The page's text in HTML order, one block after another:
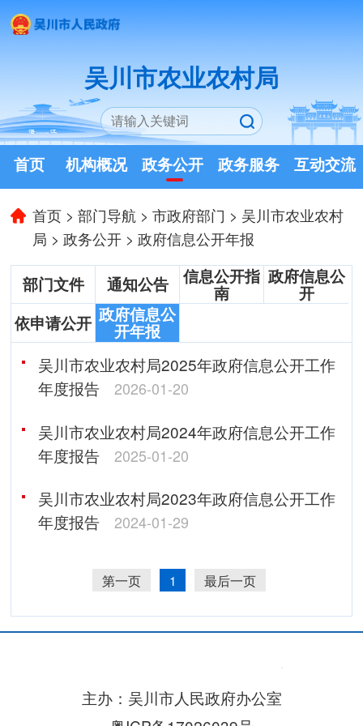
吴川市农业农村局
首页 机构概况 政务公开 政务服务 互动交流
首页 >部门导航 >市政府部门 > 吴川市农业农村
局 >政务公开 >政府信息公开年报
部门文件 通知公告 信息公开指
南
政府信息公
开
依申请公开 政府信息公
开年报
吴川市农业农村局2025年政府信息公开工作
年度报告
2026-01-20
吴川市农业农村局2024年政府信息公开工作
年度报告
2025-01-20
吴川市农业农村局2023年政府信息公开工作
年度报告
2024-01-29
第一页 1 最后一页
主办：吴川市人民政府办公室